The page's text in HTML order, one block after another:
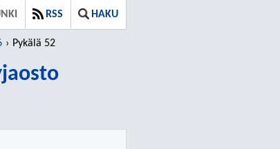
RSS HAKU
Pykälä 52